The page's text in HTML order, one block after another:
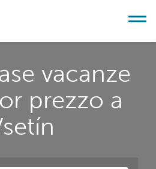
vacanze
prezzo a